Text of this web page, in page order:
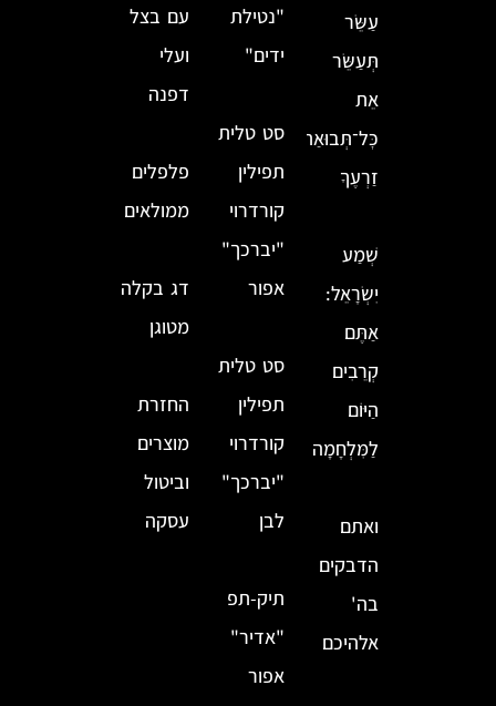
עַשֵּׂר
תְּעַשֵּׂר
אֵת
כׇּל־תְּבוּאַת
זַרְעֶךָ
שְׁמַע
יִשְׂרָאֵל:
אַתֶּם
קְרֵבִים
הַיּוֹם
לַמִּלְחָמָה
ואתם
הדבקים
בה'
אלהיכם
"נטילת
ידים"
סט טלית
תפילין
קורדרוי
"יברכך"
אפור
סט טלית
תפילין
קורדרוי
"יברכך"
לבן
תיק-תפ
"אדיר"
אפור
עם בצל
ועלי
דפנה
פלפלים
ממולאים
דג בקלה
מטוגן
החזרת
מוצרים
וביטול
עסקה